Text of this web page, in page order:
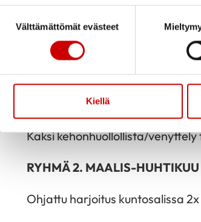
Välttämättömät evästeet
Kiellä
RYHMÄ 1. TAMMI-HELMIKUU
Ohjattu harjoitus kuntosalissa 2x
Maanantaisin 8.1 –
Torstaisin 11.1 – 29.2.2024
Kaksi kehonhuollollista/venyttely
RYHMÄ 2. MAALIS-HUHTIKUU
Ohjattu harjoitus kuntosalissa 2x